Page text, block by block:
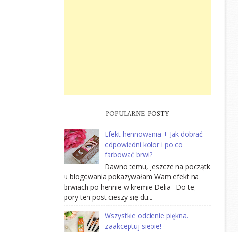
POPULARNE POSTY
Efekt hennowania + Jak dobrać
odpowiedni kolor i po co
farbować brwi?
Dawno temu, jeszcze na początk
u blogowania pokazywałam Wam efekt na
brwiach po hennie w kremie Delia . Do tej
pory ten post cieszy się du...
Wszystkie odcienie piękna.
Zaakceptuj siebie!